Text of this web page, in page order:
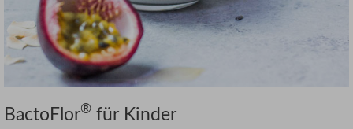
BactoFlor® für Kinder